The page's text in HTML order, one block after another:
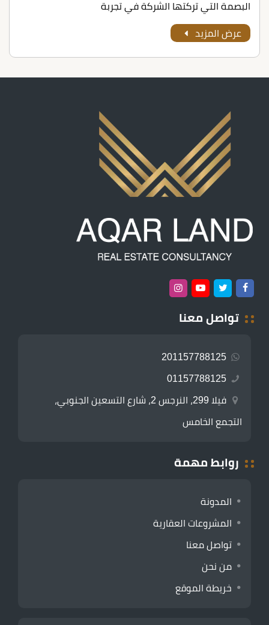
البصمة التي تركتها الشركة في تجربة
عرض المزيد
تواصل معنا
201157788125
01157788125
فيلا 299، النرجس 2، شارع التسعين الجنوبي،
التجمع الخامس
روابط مهمة
المدونة
المشروعات العقارية
تواصل معنا
من نحن
خريطة الموقع